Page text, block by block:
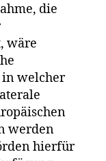
die
wäre
in welcher
werden
hierfür